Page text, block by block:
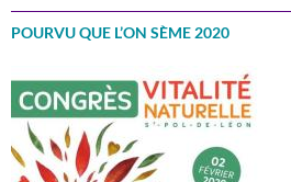
POURVU QUE L’ON SÈME 2020